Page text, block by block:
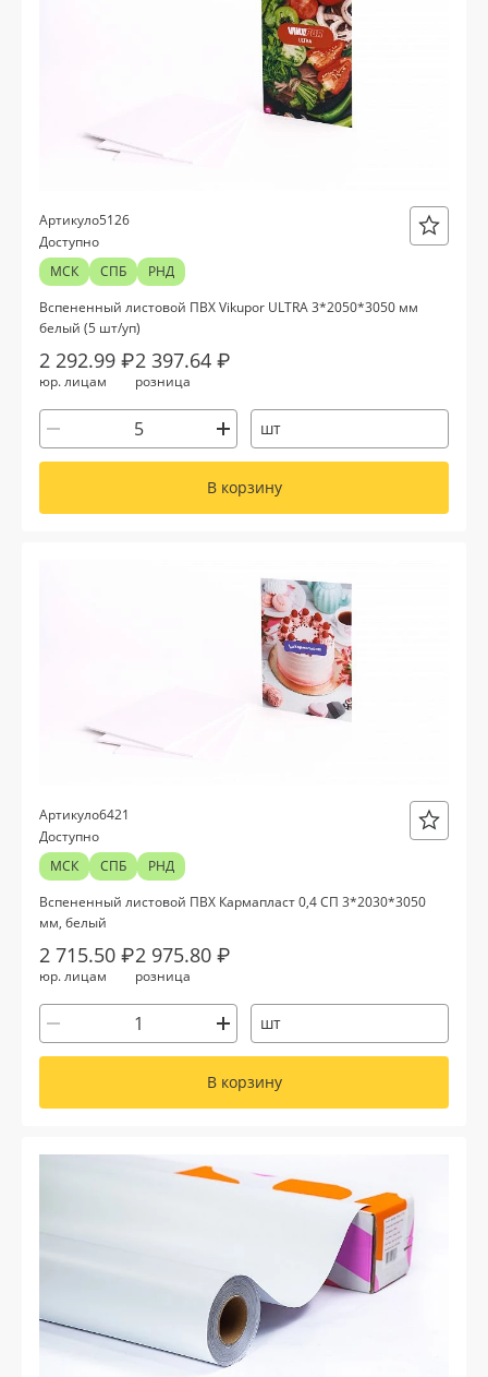
Вспененный ПВХ
Баннер
Заготовки для сувениров
Артикуло5126
Доступно
МСК
СПБ
РНД
Вспененный листовой ПВХ Vikupor ULTRA 3*2050*3050 мм
белый (5 шт/уп)
2 292.99 ₽
юр. лицам
2 397.64 ₽
розница
шт
В корзину
Артикуло6421
Доступно
МСК
СПБ
РНД
Вспененный листовой ПВХ Кармапласт 0,4 СП 3*2030*3050
мм, белый
2 715.50 ₽
юр. лицам
2 975.80 ₽
розница
шт
В корзину